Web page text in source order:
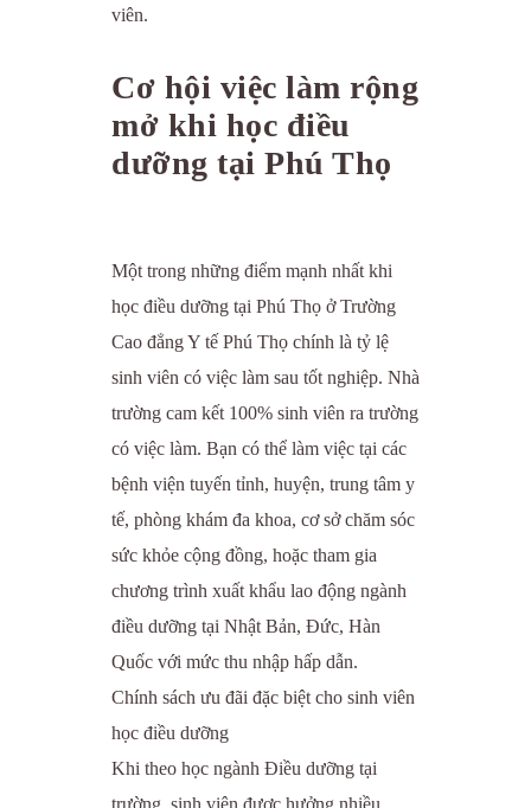
viên.
Cơ hội việc làm rộng
mở khi học điều
dưỡng tại Phú Thọ
Một trong những điểm mạnh nhất khi
học điều dưỡng tại Phú Thọ ở Trường
Cao đẳng Y tế Phú Thọ chính là tỷ lệ
sinh viên có việc làm sau tốt nghiệp. Nhà
trường cam kết 100% sinh viên ra trường
có việc làm. Bạn có thể làm việc tại các
bệnh viện tuyến tỉnh, huyện, trung tâm y
tế, phòng khám đa khoa, cơ sở chăm sóc
sức khỏe cộng đồng, hoặc tham gia
chương trình xuất khẩu lao động ngành
điều dưỡng tại Nhật Bản, Đức, Hàn
Quốc với mức thu nhập hấp dẫn.
Chính sách ưu đãi đặc biệt cho sinh viên
học điều dưỡng
Khi theo học ngành Điều dưỡng tại
trường, sinh viên được hưởng nhiều